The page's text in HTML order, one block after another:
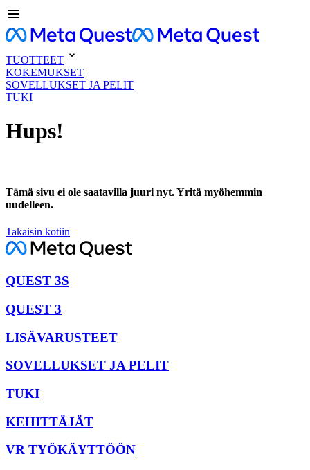
TUOTTEET
KOKEMUKSET
SOVELLUKSET JA PELIT
TUKI
Hups!
Tämä sivu ei ole saatavilla juuri nyt. Yritä myöhemmin
uudelleen.
Takaisin kotiin
QUEST 3S
QUEST 3
LISÄVARUSTEET
SOVELLUKSET JA PELIT
TUKI
KEHITTÄJÄT
VR TYÖKÄYTTÖÖN